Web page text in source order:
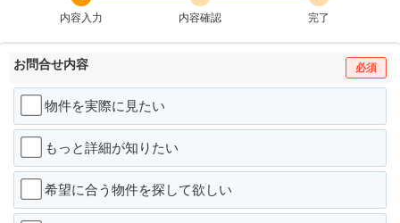
内容入力
内容確認
完了
お問合せ内容 必須
物件を実際に見たい
もっと詳細が知りたい
希望に合う物件を探して欲しい